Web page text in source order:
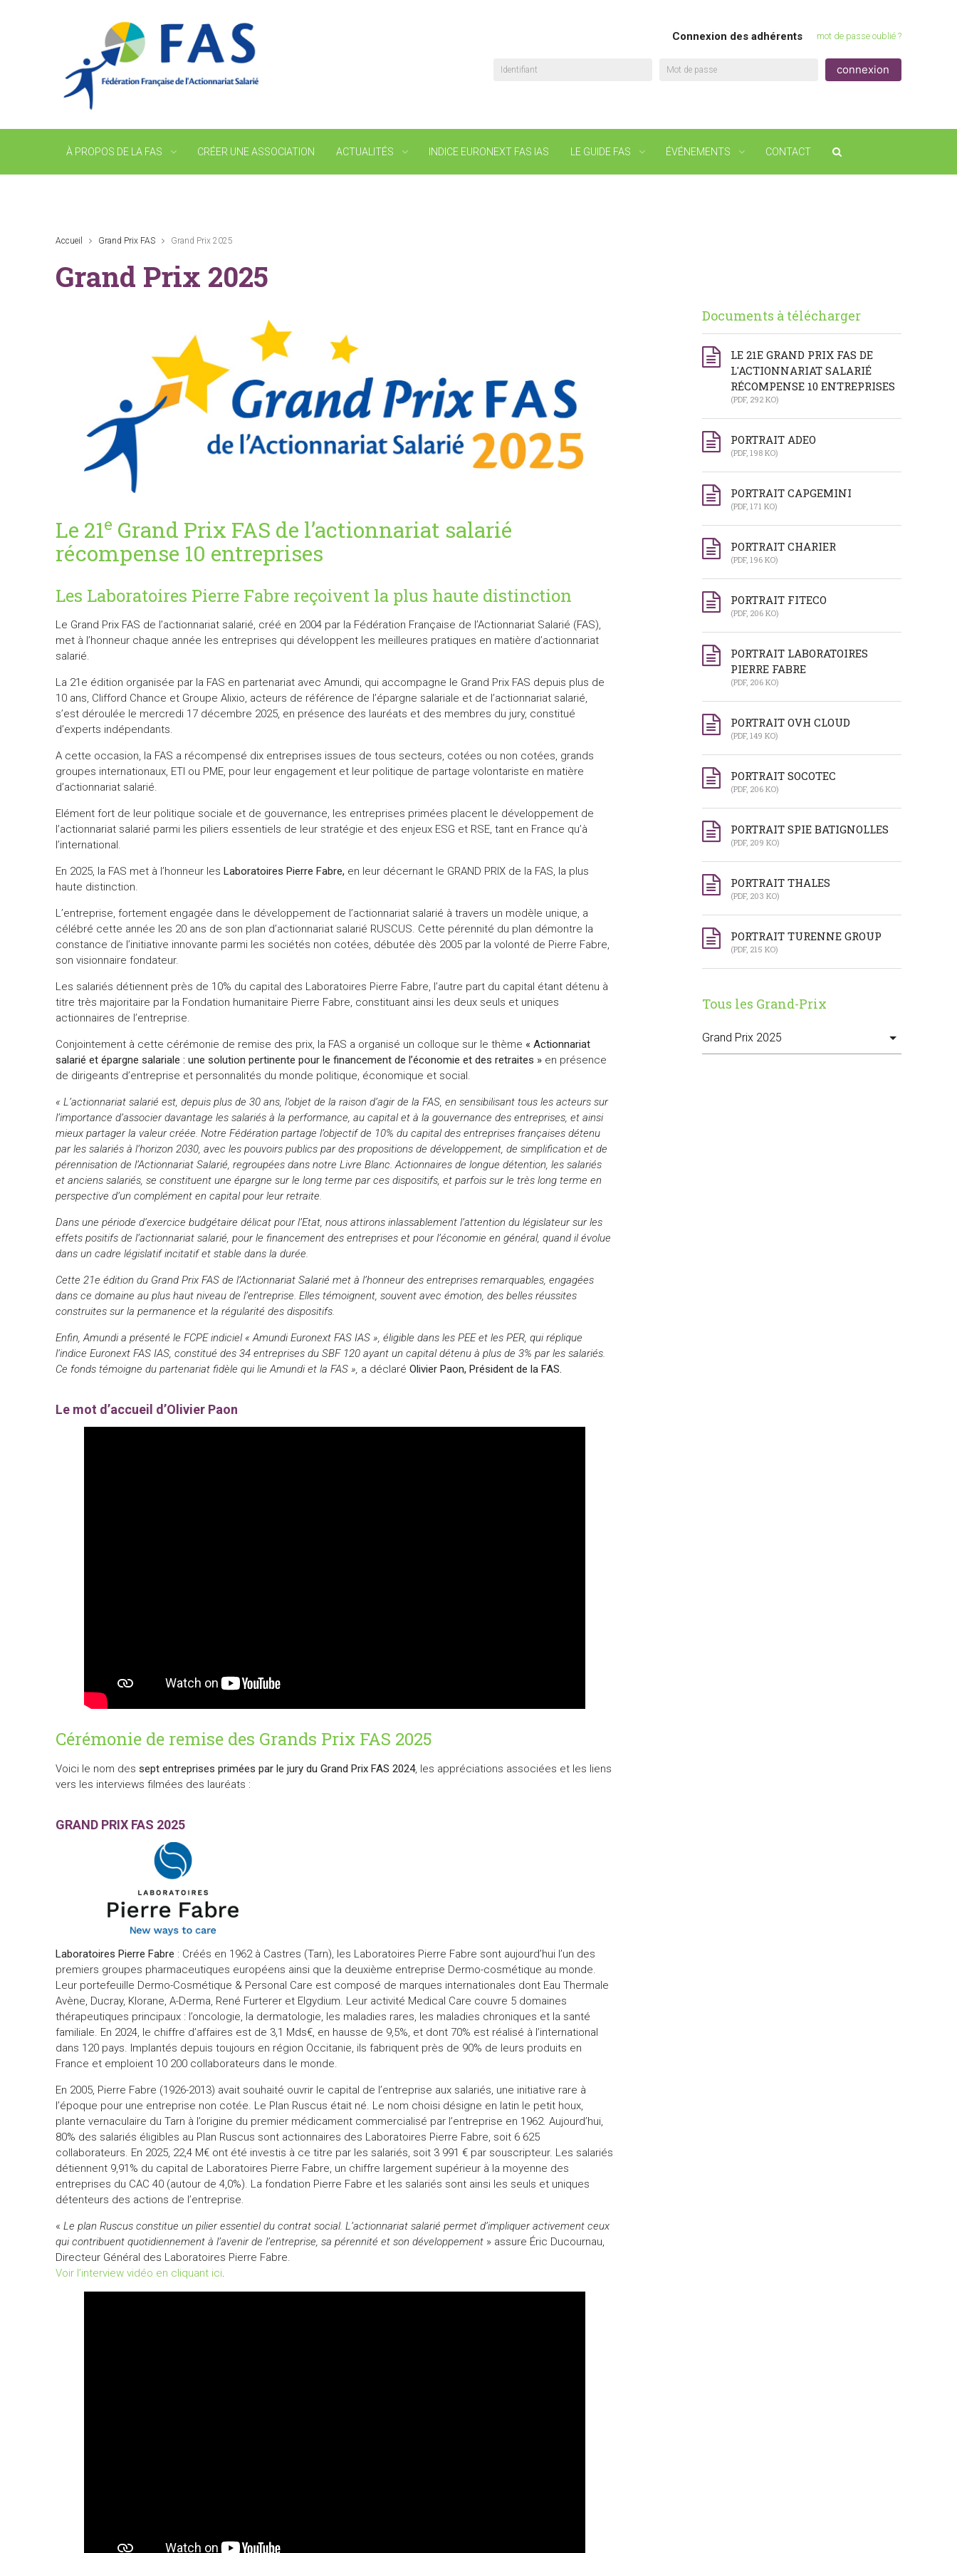
Connexion des adhérents mot de passe oublié ?
Identifiant Mot de passe
À PROPOS DE LA FAS CRÉER UNE ASSOCIATION ACTUALITÉS INDICE EURONEXT FAS IAS LE GUIDE FAS ÉVÉNEMENTS CONTACT
Accueil Grand Prix FAS Grand Prix 2025
Grand Prix 2025
Le 21e Grand Prix FAS de l’actionnariat salarié
récompense 10 entreprises
Les Laboratoires Pierre Fabre reçoivent la plus haute distinction
Le Grand Prix FAS de l’actionnariat salarié, créé en 2004 par la Fédération Française de l’Actionnariat Salarié (FAS),
met à l’honneur chaque année les entreprises qui développent les meilleures pratiques en matière d’actionnariat
salarié.
La 21e édition organisée par la FAS en partenariat avec Amundi, qui accompagne le Grand Prix FAS depuis plus de
10 ans, Clifford Chance et Groupe Alixio, acteurs de référence de l’épargne salariale et de l’actionnariat salarié,
s’est déroulée le mercredi 17 décembre 2025, en présence des lauréats et des membres du jury, constitué
d’experts indépendants.
A cette occasion, la FAS a récompensé dix entreprises issues de tous secteurs, cotées ou non cotées, grands
groupes internationaux, ETI ou PME, pour leur engagement et leur politique de partage volontariste en matière
d’actionnariat salarié.
Elément fort de leur politique sociale et de gouvernance, les entreprises primées placent le développement de
l’actionnariat salarié parmi les piliers essentiels de leur stratégie et des enjeux ESG et RSE, tant en France qu’à
l’international.
En 2025, la FAS met à l’honneur lesLaboratoires Pierre Fabre, en leur décernant le GRAND PRIX de la FAS, la plus
haute distinction.
L’entreprise, fortement engagée dans le développement de l’actionnariat salarié à travers un modèle unique, a
célébré cette année les 20 ans de son plan d’actionnariat salarié RUSCUS. Cette pérennité du plan démontre la
constance de l’initiative innovante parmi les sociétés non cotées, débutée dès 2005 par la volonté de Pierre Fabre,
son visionnaire fondateur.
Les salariés détiennent près de 10% du capital des Laboratoires Pierre Fabre, l’autre part du capital étant détenu à
titre très majoritaire par la Fondation humanitaire Pierre Fabre, constituant ainsi les deux seuls et uniques
actionnaires de l’entreprise.
Conjointement à cette cérémonie de remise des prix, la FAS a organisé un colloque sur le thème « Actionnariat
salarié et épargne salariale : une solution pertinente pour le financement de l’économie et des retraites » en présence
de dirigeants d’entreprise et personnalités du monde politique, économique et social.
« L’actionnariat salarié est, depuis plus de 30 ans, l’objet de la raison d’agir de la FAS, en sensibilisant tous les acteurs sur
l’importance d’associer davantage les salariés à la performance, au capital et à la gouvernance des entreprises, et ainsi
mieux partager la valeur créée. Notre Fédération partage l’objectif de 10% du capital des entreprises françaises détenu
par les salariés à l’horizon 2030, avec les pouvoirs publics par des propositions de développement, de simplification et de
pérennisation de l’Actionnariat Salarié, regroupées dans notre Livre Blanc. Actionnaires de longue détention, les salariés
et anciens salariés, se constituent une épargne sur le long terme par ces dispositifs, et parfois sur le très long terme en
perspective d’un complément en capital pour leur retraite.
Dans une période d’exercice budgétaire délicat pour l’Etat, nous attirons inlassablement l’attention du législateur sur les
effets positifs de l’actionnariat salarié, pour le financement des entreprises et pour l’économie en général, quand il évolue
dans un cadre législatif incitatif et stable dans la durée.
Cette 21e édition du Grand Prix FAS de l’Actionnariat Salarié met à l’honneur des entreprises remarquables, engagées
dans ce domaine au plus haut niveau de l’entreprise. Elles témoignent, souvent avec émotion, des belles réussites
construites sur la permanenceet la régularité des dispositifs.
Enfin, Amundi a présenté le FCPE indiciel « Amundi Euronext FAS IAS », éligible dans les PEE et les PER, qui réplique
l’indice Euronext FAS IAS, constitué des 34 entreprises du SBF 120 ayant un capital détenu à plus de 3% par les salariés.
Ce fonds témoigne du partenariat fidèle qui lie Amundi et la FAS », a déclaréOlivier Paon, Président de la FAS.
Le mot d’accueil d’Olivier Paon
Cérémonie de remise des Grands Prix FAS 2025
Voici le nom dessept entreprises primées par le jury du Grand Prix FAS 2024, les appréciations associées et les liens
vers les interviews filmées des lauréats :
GRAND PRIX FAS 2025
Laboratoires Pierre Fabre : Créés en 1962 à Castres (Tarn), les Laboratoires Pierre Fabre sont aujourd’hui l’un des
premiers groupes pharmaceutiques européens ainsi que la deuxième entreprise Dermo-cosmétique au monde.
Leur portefeuille Dermo-Cosmétique & Personal Care est composé de marques internationales dont Eau Thermale
Avène, Ducray, Klorane, A-Derma, René Furterer et Elgydium. Leur activité Medical Care couvre 5 domaines
thérapeutiques principaux : l’oncologie, la dermatologie, les maladies rares, les maladies chroniques et la santé
familiale. En 2024, le chiffre d’affaires est de 3,1 Mds€, en hausse de 9,5%, et dont 70% est réalisé à l’international
dans 120 pays. Implantés depuis toujours en région Occitanie, ils fabriquent près de 90% de leurs produits en
France et emploient 10 200 collaborateurs dans le monde.
En 2005, Pierre Fabre (1926-2013) avait souhaité ouvrir le capital de l’entreprise aux salariés, une initiative rare à
l’époque pour une entreprise non cotée. Le Plan Ruscus était né. Le nom choisi désigne en latin le petit houx,
plante vernaculaire du Tarn à l’origine du premier médicament commercialisé par l’entreprise en 1962. Aujourd’hui,
80% des salariés éligibles au Plan Ruscus sont actionnaires des Laboratoires Pierre Fabre, soit 6 625
collaborateurs. En 2025, 22,4 M€ ont été investis à ce titre par les salariés, soit 3 991 € par souscripteur. Les salariés
détiennent 9,91% du capital de Laboratoires Pierre Fabre, un chiffre largement supérieur à la moyenne des
entreprises du CAC 40 (autour de 4,0%). La fondation Pierre Fabre et les salariés sont ainsi les seuls et uniques
détenteurs des actions de l’entreprise.
«Le plan Ruscus constitue un pilier essentiel du contrat social. L’actionnariat salarié permet d’impliquer activement ceux
qui contribuent quotidiennement à l’avenir de l’entreprise, sa pérennité et son développement » assure Éric Ducournau,
Directeur Général des Laboratoires Pierre Fabre.
Voir l’interview vidéo en cliquant ici.
Documents à télécharger
LE 21E GRAND PRIX FAS DE
L'ACTIONNARIAT SALARIÉ
RÉCOMPENSE 10 ENTREPRISES
(PDF, 292 KO)
PORTRAIT ADEO
(PDF, 198 KO)
PORTRAIT CAPGEMINI
(PDF, 171 KO)
PORTRAIT CHARIER
(PDF, 196 KO)
PORTRAIT FITECO
(PDF, 206 KO)
PORTRAIT LABORATOIRES
PIERRE FABRE
(PDF, 206 KO)
PORTRAIT OVH CLOUD
(PDF, 149 KO)
PORTRAIT SOCOTEC
(PDF, 206 KO)
PORTRAIT SPIE BATIGNOLLES
(PDF, 209 KO)
PORTRAIT THALES
(PDF, 203 KO)
PORTRAIT TURENNE GROUP
(PDF, 215 KO)
Tous les Grand-Prix